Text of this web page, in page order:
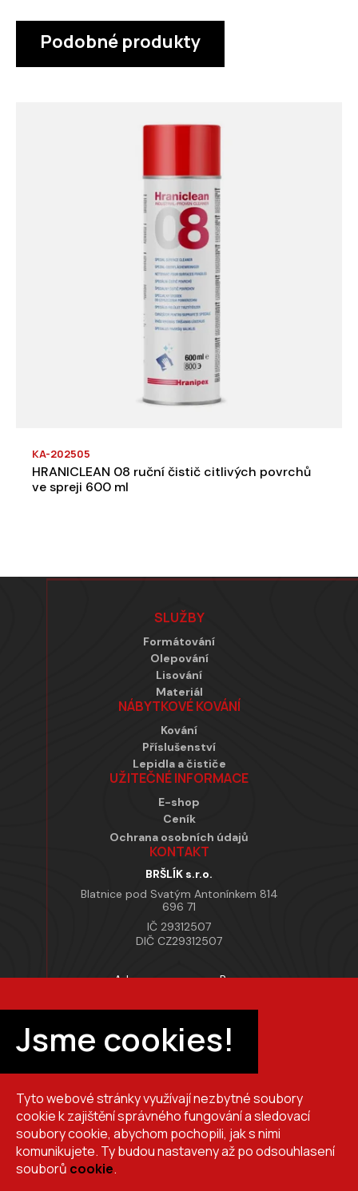
Jsme cookies!
Tyto webové stránky využívají nezbytné soubory
cookie k zajištění správného fungování a sledovací
soubory cookie, abychom pochopili, jak s nimi
komunikujete. Ty budou nastaveny až po odsouhlasení
souborů cookie.
Podobné produkty
KA-202505
HRANICLEAN 08 ruční čistič citlivých povrchů
ve spreji 600 ml
Zápatí
SLUŽBY
Formátování
Olepování
Lisování
Materiál
NÁBYTKOVÉ KOVÁNÍ
Kování
Příslušenství
Lepidla a čističe
UŽITEČNÉ INFORMACE
E-shop
Ceník
Ochrana osobních údajů
KONTAKT
BRŠLÍK s.r.o.
Blatnice pod Svatým Antonínkem 814
696 71
IČ 29312507
DIČ CZ29312507
Adresa provozovny Brno
Pracovní doba
Po–Pá 7:00 – 15:30
+420 725 510 044
obchod@brslik.cz